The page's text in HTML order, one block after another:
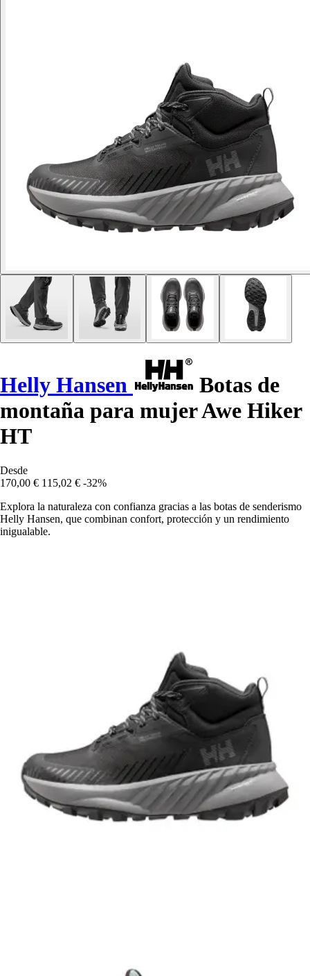
Helly Hansen
Botas de
montaña para mujer Awe Hiker
HT
Desde
170,00 € 115,02 € -32%
Explora la naturaleza con confianza gracias a las botas de senderismo
Helly Hansen, que combinan confort, protección y un rendimiento
inigualable.